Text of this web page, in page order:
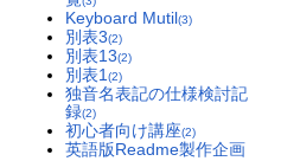
Keyboard Mutil(3)
別表3(2)
別表13(2)
別表1(2)
独音名表記の仕様検討記
録(2)
初心者向け講座(2)
英語版Readme製作企画